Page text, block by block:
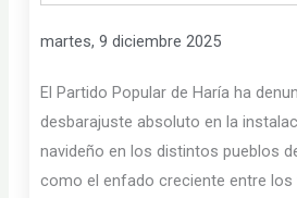
martes, 9 diciembre 2025
El Partido Popular de Haría ha
desbarajuste absoluto en la
navideño en los distintos pueblos
como el enfado creciente entre los